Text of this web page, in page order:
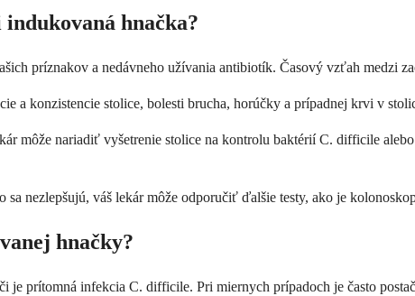
hnačka?
príznakov a nedávneho užívania antibiotík. Časový vzťah medzi
a konzistencie stolice, bolesti brucha, horúčky a prípadnej krvi v
môže nariadiť vyšetrenie stolice na kontrolu baktérií C. difficile
nezlepšujú, váš lekár môže odporučiť ďalšie testy, ako je
hnačky?
je prítomná infekcia C. difficile. Pri miernych prípadoch je často